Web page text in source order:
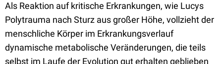
Als Reaktion auf kritische Erkrankungen, wie Lucys
Polytrauma nach Sturz aus großer Höhe, vollzieht der
menschliche Körper im Erkrankungsverlauf
dynamische metabolische Veränderungen, die teils
selbst im Laufe der Evolution gut erhalten geblieben